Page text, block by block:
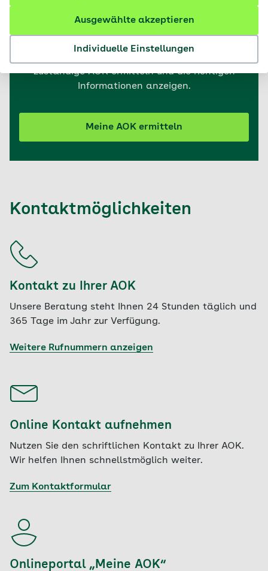
Individuelle Einstellungen
Ausgewählte akzeptieren
unterscheiden sich regional. Mit der Postleitzahl
zuständige AOK ermitteln und die richtigen
Informationen anzeigen.
Meine AOK ermitteln
Kontaktmöglichkeiten
Kontakt zu Ihrer AOK
Unsere Beratung steht Ihnen 24 Stunden täglich und
365 Tage im Jahr zur Verfügung.
Weitere Rufnummern anzeigen
Online Kontakt aufnehmen
Nutzen Sie den schriftlichen Kontakt zu Ihrer AOK.
Wir helfen Ihnen schnellstmöglich weiter.
Zum Kontaktformular
Onlineportal „Meine AOK“